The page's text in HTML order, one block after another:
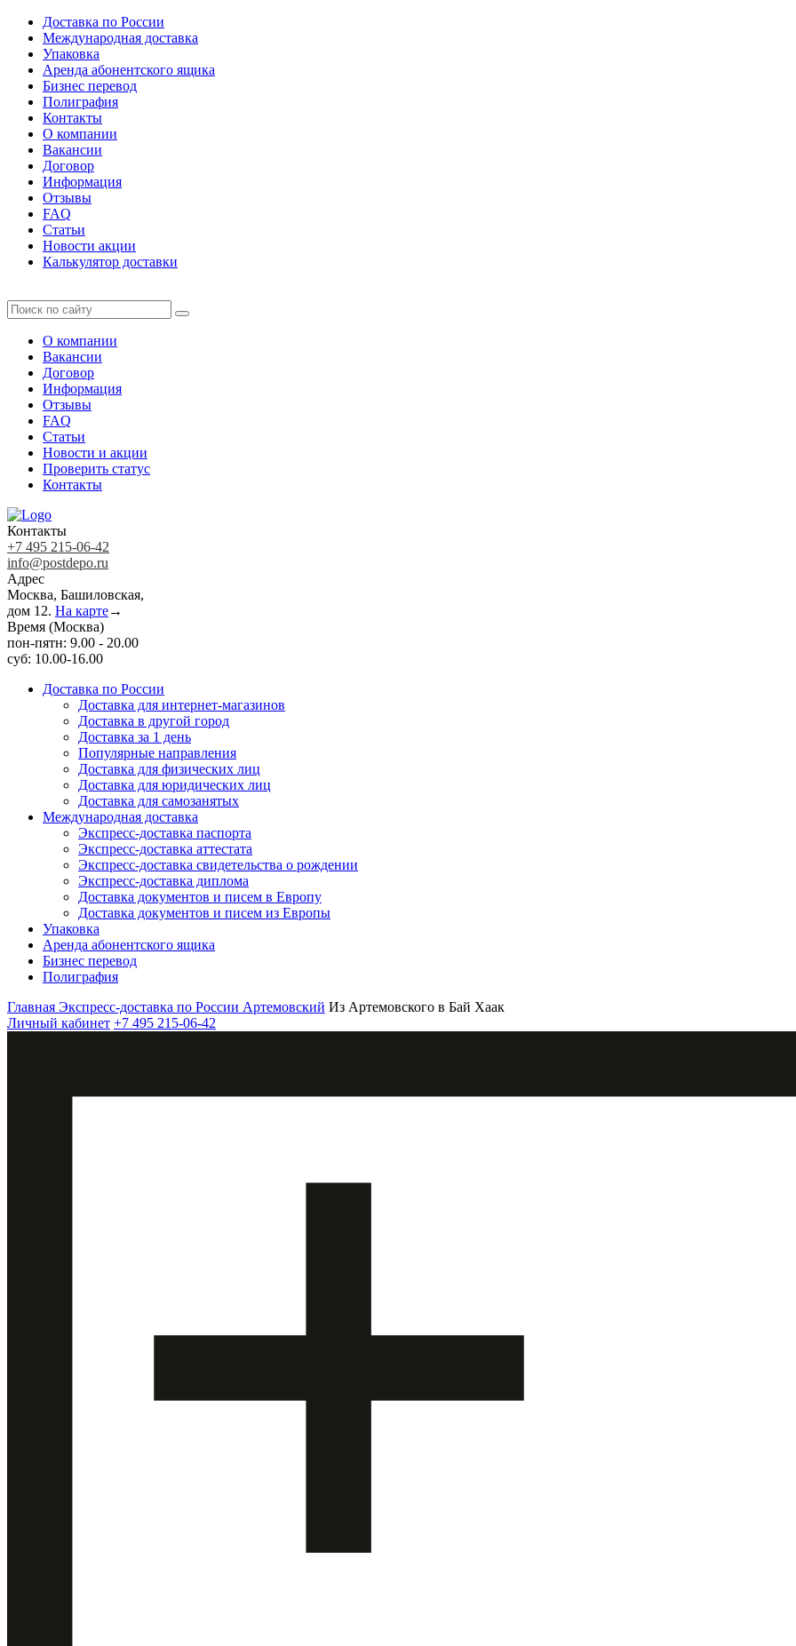
Доставка по России
Международная доставка
Упаковка
Аренда абонентского ящика
Бизнес перевод
Полиграфия
Контакты
О компании
Вакансии
Договор
Информация
Отзывы
FAQ
Статьи
Новости акции
Калькулятор доставки
О компании
Вакансии
Договор
Информация
Отзывы
FAQ
Статьи
Новости и акции
Проверить статус
Контакты
Контакты
+7 495 215-06-42
info@postdepo.ru
Адрес
Москва, Башиловская,
дом 12. На карте→
Время (Москва)
пон-пятн: 9.00 - 20.00
суб: 10.00-16.00
Доставка по России
Доставка для интернет-магазинов
Доставка в другой город
Доставка за 1 день
Популярные направления
Доставка для физических лиц
Доставка для юридических лиц
Доставка для самозанятых
Международная доставка
Экспресс-доставка паспорта
Экспресс-доставка аттестата
Экспресс-доставка свидетельства о рождении
Экспресс-доставка диплома
Доставка документов и писем в Европу
Доставка документов и писем из Европы
Упаковка
Аренда абонентского ящика
Бизнес перевод
Полиграфия
Главная Экспресс-доставка по России Артемовский Из Артемовского в Бай Хаак
Личный кабинет +7 495 215-06-42